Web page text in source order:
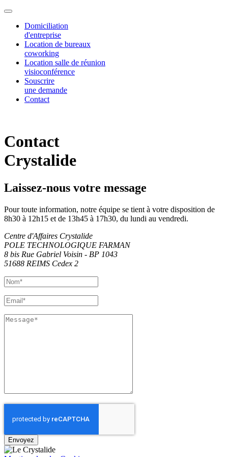
Domiciliation
d'entreprise
Location de bureaux
coworking
Location salle de réunion
visioconférence
Souscrire
une demande
Contact
Contact
Crystalide
Laissez-nous votre message
Pour toute information, notre équipe se tient à votre disposition de
8h30 à 12h15 et de 13h45 à 17h30, du lundi au vendredi.
Centre d'Affaires Crystalide
POLE TECHNOLOGIQUE FARMAN
8 bis Rue Gabriel Voisin - BP 1043
51688 REIMS Cedex 2
Envoyez